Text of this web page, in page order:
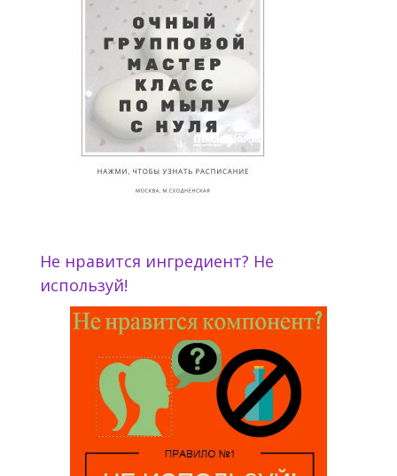
Не нравится ингредиент? Не
используй!